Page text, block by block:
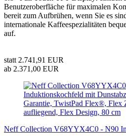
Benutzeroberfläche für maximalen
bereit zum Aufbrühen, wenn Sie es
internationale Kaffeespezialitäten
auf.
statt 2.741,91 EUR
ab 2.371,00 EUR
Neff Collection V68YYX4C0 - N90